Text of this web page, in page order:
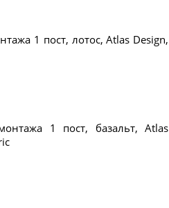
1 пост, лотос, Atlas Design,
1 пост, базальт, Atlas